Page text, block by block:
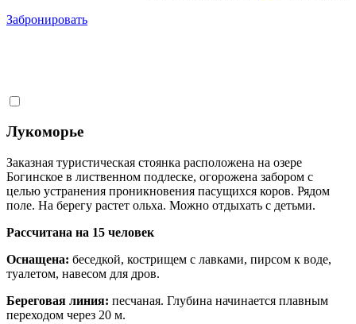
Забронировать
Лукоморье
Заказная туристическая стоянка расположена на озере
Богинское в лиственном подлеске, огорожена забором с
целью устранения проникновения пасущихся коров. Рядом
поле. На берегу растет ольха. Можно отдыхать с детьми.
Рассчитана на 15 человек
Оснащена: беседкой, кострищем с лавками, пирсом к воде,
туалетом, навесом для дров.
Береговая линия: песчаная. Глубина начинается плавным
переходом через 20 м.